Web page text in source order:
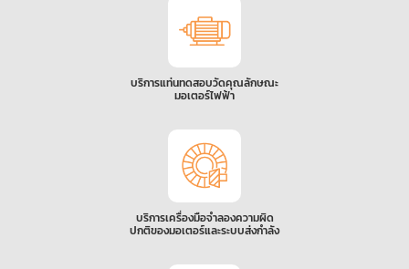
บริการแท่นทดสอบวัดคุณลักษณะ
มอเตอร์ไฟฟ้า
บริการเครื่องมือจำลองความผิด
ปกติของมอเตอร์และระบบส่งกำลัง